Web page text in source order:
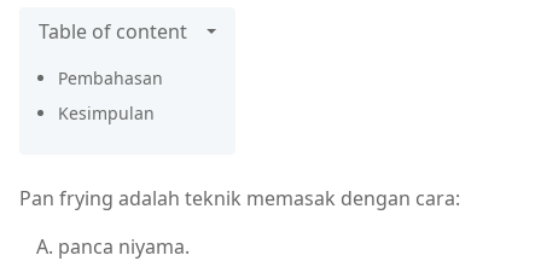
Table of content
Pembahasan
Kesimpulan
Pan frying adalah teknik memasak dengan cara:
panca niyama.